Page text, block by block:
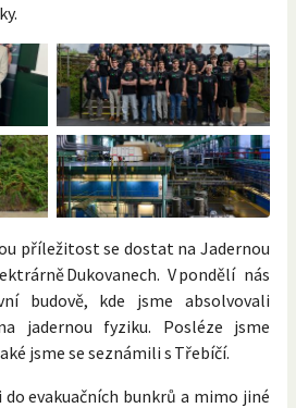
příležitost se dostat na Jadernou
Dukovanech. V pondělí nás
budově, kde jsme absolvovali
jadernou fyziku. Posléze jsme
jsme se seznámili s Třebíčí.
evakuačních bunkrů a mimo jiné